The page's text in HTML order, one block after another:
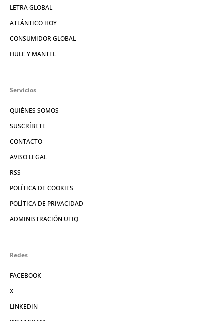
LETRA GLOBAL
ATLÁNTICO HOY
CONSUMIDOR GLOBAL
HULE Y MANTEL
Servicios
QUIÉNES SOMOS
SUSCRÍBETE
CONTACTO
AVISO LEGAL
RSS
POLÍTICA DE COOKIES
POLÍTICA DE PRIVACIDAD
ADMINISTRACIÓN UTIQ
Redes
FACEBOOK
X
LINKEDIN